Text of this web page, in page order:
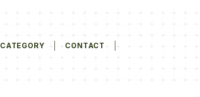
CATEGORY CONTACT